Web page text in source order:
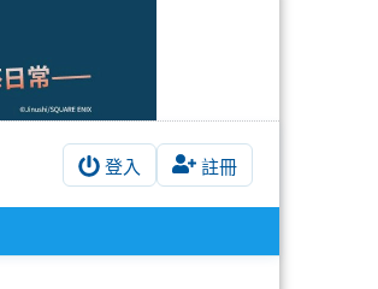
登入 註冊